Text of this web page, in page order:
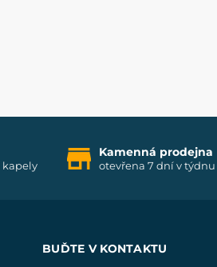
kapely
Kamenná prodejna
otevřena 7 dní v týdnu
BUĎTE V KONTAKTU